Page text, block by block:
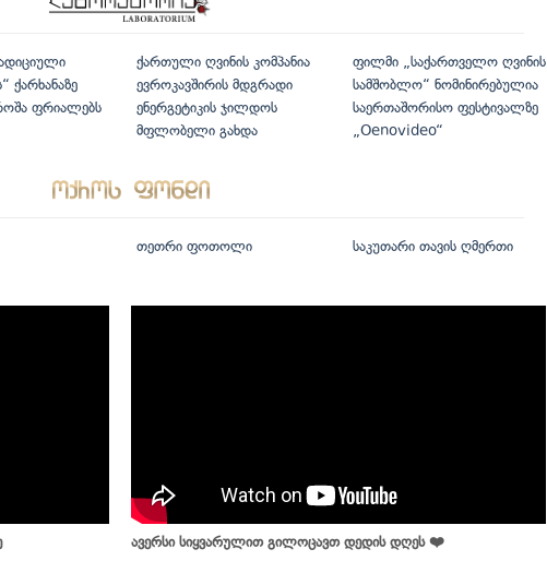
ქარხანაზე
ფრიალებს
ქართული ღვინის კომპანია
ევროკავშირის მდგრადი
ენერგეტიკის ჯილდოს
მფლობელი გახდა
ფილმი „საქართველო ღვინის
სამშობლო“ ნომინირებულია
საერთაშორისო ფესტივალზე
„Oenovideo“
თეთრი ფოთოლი საკუთარი თავის ღმერთი
ავერსი სიყვარულით გილოცავთ დედის დღეს ❤️